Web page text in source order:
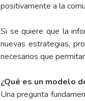
positivamente a la
Si se quiere que la
nuevas estrategias,
necesarios que
¿Qué es un modelo
Una pregunta